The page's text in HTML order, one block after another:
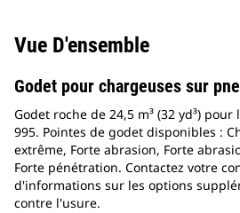
Vue D'ensemble
Godet pour chargeuses sur
Godet roche de 24,5 m³ (32 yd³)
995. Pointes de godet disponibles :
extrême, Forte abrasion, Forte
Forte pénétration. Contactez votre
d'informations sur les options
contre l'usure.